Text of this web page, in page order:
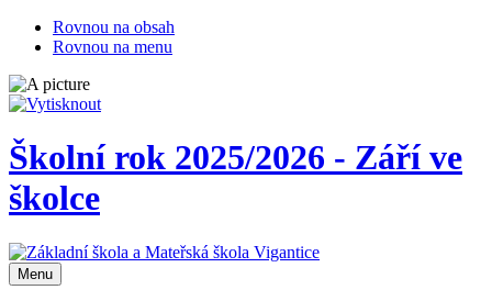
Rovnou na obsah
Rovnou na menu
Školní rok 2025/2026 - Září ve
školce
Otevřit
navigaci
Menu